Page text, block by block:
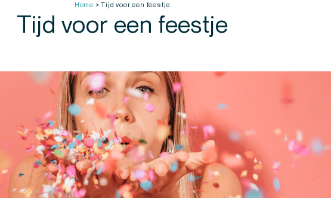
Home >Tijd voor een feestje
Tijd voor een feestje